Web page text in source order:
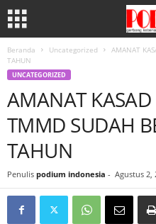
Beranda Uncategorized
AMANAT
TAHUN
UNCATEGORIZED
AMANAT
TMMD SUDAH
TAHUN
Penulis podium indonesia - Agustus 2,